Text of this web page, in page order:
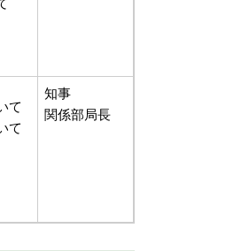
て
て
知事
関係部局長